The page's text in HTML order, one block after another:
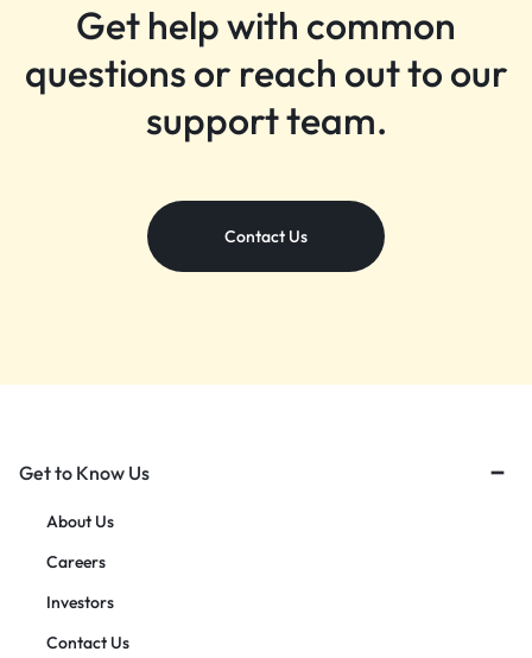
Get help with common
questions or reach out to our
support team.
Contact Us
Get to Know Us
About Us
Careers
Investors
Contact Us